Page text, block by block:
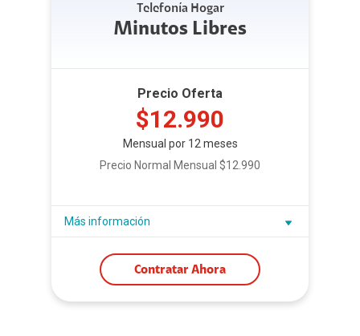
Telefonía Hogar
Minutos Libres
Precio Oferta
$12.990
Mensual por 12 meses
Precio Normal Mensual $12.990
Más información
Contratar Ahora